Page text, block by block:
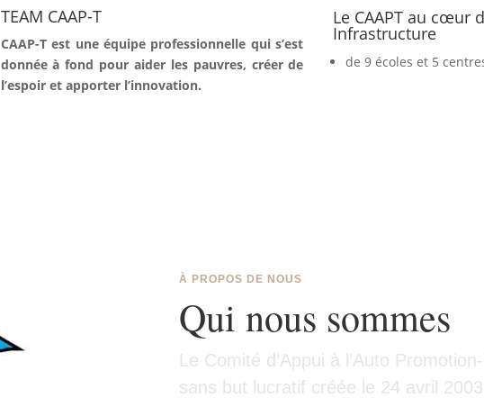
TEAM CAAP-T
CAAP-T est une équipe professionnelle qui s’est
donnée à fond pour aider les pauvres, créer de
l’espoir et apporter l’innovation.
Le CAAPT au cœur
Infrastructure
de 9 écoles et 5
À PROPOS DE NOUS
Qui nous sommes
Le Comité d’Appui à l’Auto
sans but lucratif créée le 24 avril